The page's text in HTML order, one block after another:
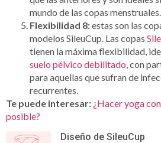
mundo de las copas menstruales.
Flexibilidad 8:estas son las
modelos SileuCup. Las copas
tienen la máxima flexibilidad,
suelo pélvico debilitado , con
para aquellas que sufran de
recurrentes.
Te puede interesar: ¿Hacer yoga
posible?
Diseño de SileuCup